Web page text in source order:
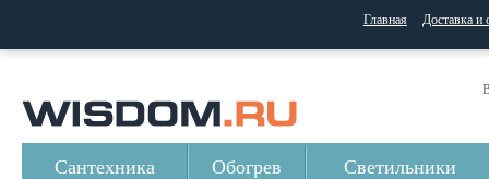
Главная Доставка и
Сантехника Обогрев Светильники